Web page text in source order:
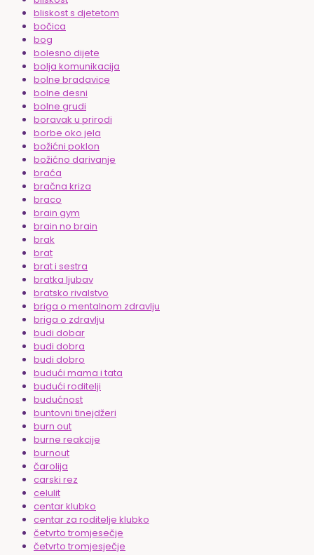
bliskost s djetetom
bočica
bog
bolesno dijete
bolja komunikacija
bolne bradavice
bolne desni
bolne grudi
boravak u prirodi
borbe oko jela
božićni poklon
božićno darivanje
braća
bračna kriza
braco
brain gym
brain no brain
brak
brat
brat i sestra
bratka ljubav
bratsko rivalstvo
briga o mentalnom zdravlju
briga o zdravlju
budi dobar
budi dobra
budi dobro
budući mama i tata
budući roditelji
budućnost
buntovni tinejdžeri
burn out
burne reakcije
burnout
čarolija
carski rez
celulit
centar klubko
centar za roditelje klubko
četvrto tromjesečje
četvrto tromjesječje